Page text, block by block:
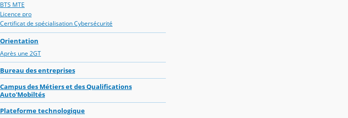
BTS MTE
Licence pro
Certificat de spécialisation Cybersécurité
Orientation
Après une 2GT
Bureau des entreprises
Campus des Métiers et des Qualifications
Auto'Mobiltés
Plateforme technologique